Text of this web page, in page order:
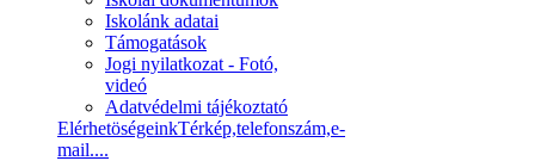
Iskolánk adatai
Támogatások
Jogi nyilatkozat - Fotó,
videó
Adatvédelmi tájékoztató
ElérhetöségeinkTérkép,telefonszám,e-
mail....